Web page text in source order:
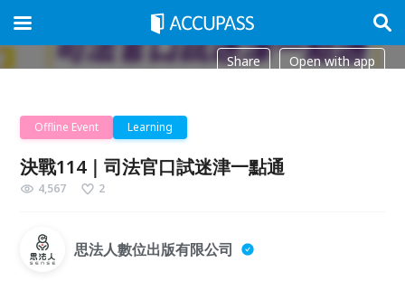
Share Open with app
Offline Event Learning
決戰114｜司法官口試迷津一點通
4,567 2
思法人數位出版有限公司